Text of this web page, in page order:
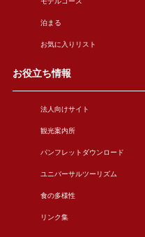
泊まる
お気に入りリスト
お役立ち情報
法人向けサイト
観光案内所
パンフレットダウンロード
ユニバーサルツーリズム
食の多様性
リンク集